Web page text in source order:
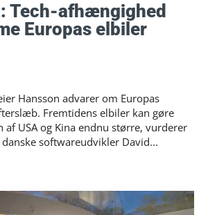
Tech-afhængighed
Europas elbiler
Hansson advarer om Europas
Fremtidens elbiler kan gøre
USA og Kina endnu større, vurderer
Den danske softwareudvikler David...